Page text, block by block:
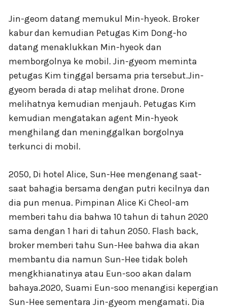
Jin-geom datang memukul Min-hyeok. Broker
kabur dan kemudian Petugas Kim Dong-ho
datang menaklukkan Min-hyeok dan
memborgolnya ke mobil. Jin-gyeom meminta
petugas Kim tinggal bersama pria tersebut.Jin-
gyeom berada di atap melihat drone. Drone
melihatnya kemudian menjauh. Petugas Kim
kemudian mengatakan agent Min-hyeok
menghilang dan meninggalkan borgolnya
terkunci di mobil.
2050, Di hotel Alice, Sun-Hee mengenang saat-
saat bahagia bersama dengan putri kecilnya dan
dia pun menua. Pimpinan Alice Ki Cheol-am
memberi tahu dia bahwa 10 tahun di tahun 2020
sama dengan 1 hari di tahun 2050. Flash back,
broker memberi tahu Sun-Hee bahwa dia akan
membantu dia namun Sun-Hee tidak boleh
mengkhianatinya atau Eun-soo akan dalam
bahaya.2020, Suami Eun-soo menangisi kepergian
Sun-Hee sementara Jin-gyeom mengamati. Dia